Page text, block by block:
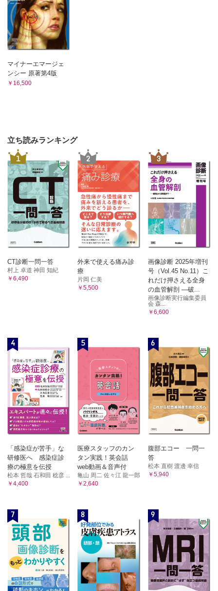
マイナーエマージェ
ンシー 原著第4版
￥16,500
立ち読みランキング
1
CT診断一問一答
村上 卓道 神田 知紀
￥6,490
2
外来で使える痛み診
療
片岡 仁美
￥5,500
3
画像診断 2025年増刊
号（Vol.45 No.11）こ
れだけ押さえる全身
の血管解剖 ―破...
画像診断実行編集委員
会 森...
￥6,600
4
「感染症が苦手」な
研修医へ 感染症診
療の極意を伝授
松本 哲哉 石和田 稔彦 ...
￥4,400
5
医療スタッフのカン
タン実践！英会話
web動画＆音声付
亀山 周二 佐々江 龍一郎
￥2,640
6
腹部エコー 一問一
答
松本 直樹 渡邊 幸信
￥5,940
7 8 9